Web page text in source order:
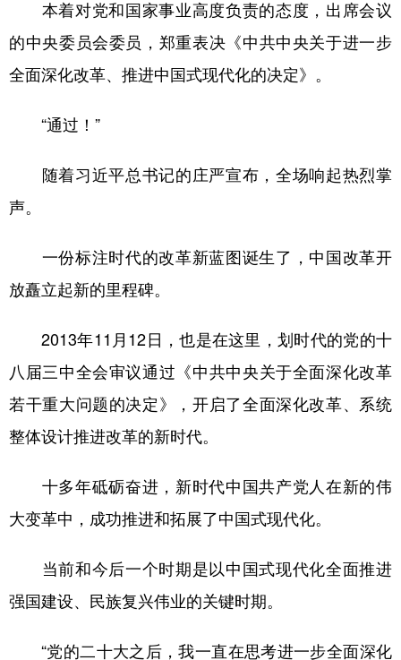
本着对党和国家事业高度负责的态度，出席会议
的中央委员会委员，郑重表决《中共中央关于进一步
全面深化改革、推进中国式现代化的决定》。
“通过！”
随着习近平总书记的庄严宣布，全场响起热烈掌
声。
一份标注时代的改革新蓝图诞生了，中国改革开
放矗立起新的里程碑。
2013年11月12日，也是在这里，划时代的党的十
八届三中全会审议通过《中共中央关于全面深化改革
若干重大问题的决定》，开启了全面深化改革、系统
整体设计推进改革的新时代。
十多年砥砺奋进，新时代中国共产党人在新的伟
大变革中，成功推进和拓展了中国式现代化。
当前和今后一个时期是以中国式现代化全面推进
强国建设、民族复兴伟业的关键时期。
“党的二十大之后，我一直在思考进一步全面深化